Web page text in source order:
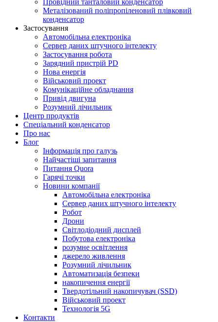
Провідний танталовий конденсатор
Металізований поліпропіленовий плівковий
конденсатор
Застосування
Автомобільна електроніка
Сервер даних штучного інтелекту
Застосування робота
Зарядний пристрій PD
Нова енергія
Військовий проект
Комунікаційне обладнання
Привід двигуна
Розумний лічильник
Центр продуктів
Спеціальний конденсатор
Про нас
Блог
Інформація про галузь
Найчастіші запитання
Питання Quora
Гарячі точки
Новини компанії
Автомобільна електроніка
Сервер даних штучного інтелекту
Робот
Дрони
Світлодіодний дисплей
Побутова електроніка
розумне освітлення
джерело живлення
Розумний лічильник
Автоматизація безпеки
накопичення енергії
Твердотільний накопичувач (SSD)
Військовий проект
Технологія 5G
Контакти